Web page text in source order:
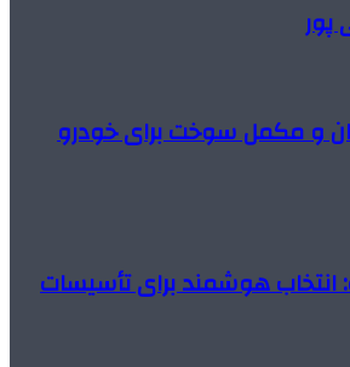
پور
و مکمل سوخت برای خودرو
انتخاب هوشمند برای تأسیسات